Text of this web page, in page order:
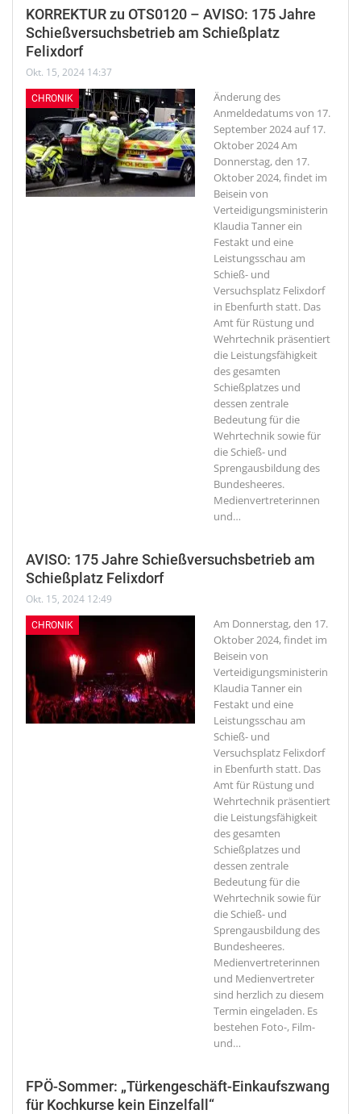
KORREKTUR zu OTS0120 – AVISO: 175 Jahre
Schießversuchsbetrieb am Schießplatz
Felixdorf
Okt. 15, 2024 14:37
CHRONIK
Änderung des
Anmeldedatums von 17.
September 2024 auf 17.
Oktober 2024Am
Donnerstag, den 17.
Oktober 2024, findet im
Beisein von
Verteidigungsministerin
Klaudia Tanner ein
Festakt und eine
Leistungsschau am
Schieß- und
Versuchsplatz Felixdorf
in Ebenfurth statt. Das
Amt für Rüstung und
Wehrtechnik präsentiert
die Leistungsfähigkeit
des gesamten
Schießplatzes und
dessen zentrale
Bedeutung für die
Wehrtechnik sowie für
die Schieß- und
Sprengausbildung des
Bundesheeres.
Medienvertreterinnen
und…
AVISO: 175 Jahre Schießversuchsbetrieb am
Schießplatz Felixdorf
Okt. 15, 2024 12:49
CHRONIK
Am Donnerstag, den 17.
Oktober 2024, findet im
Beisein von
Verteidigungsministerin
Klaudia Tanner ein
Festakt und eine
Leistungsschau am
Schieß- und
Versuchsplatz Felixdorf
in Ebenfurth statt. Das
Amt für Rüstung und
Wehrtechnik präsentiert
die Leistungsfähigkeit
des gesamten
Schießplatzes und
dessen zentrale
Bedeutung für die
Wehrtechnik sowie für
die Schieß- und
Sprengausbildung des
Bundesheeres.
Medienvertreterinnen
und Medienvertreter
sind herzlich zu diesem
Termin eingeladen. Es
bestehen Foto-, Film-
und…
FPÖ-Sommer: „Türkengeschäft-Einkaufszwang
für Kochkurse kein Einzelfall“